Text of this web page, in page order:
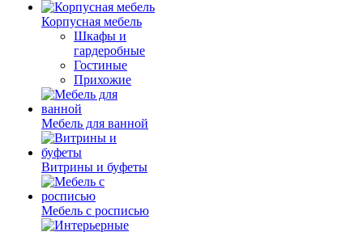
Корпусная мебель
Шкафы и
гардеробные
Гостиные
Прихожие
Мебель для ванной
Витрины и буфеты
Мебель с росписью